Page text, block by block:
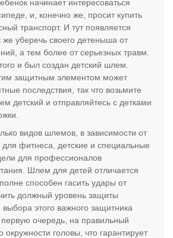
начинает интересоваться
и, конечно же, просит купить
транспорт. И тут появляется
же уберечь своего детеныша от
а тем более от серьезных травм.
и был создан детский шлем.
защитным элементом может
последствия, так что возьмите
детский и отправляйтесь с детками
видов шлемов, в зависимости от
фитнеса, детские и специальные
для профессионалов
Шлем для детей отличается
способен гасить удары от
должный уровень защиты
этого важного защитника
первую очередь, на правильный
головы, что гарантирует